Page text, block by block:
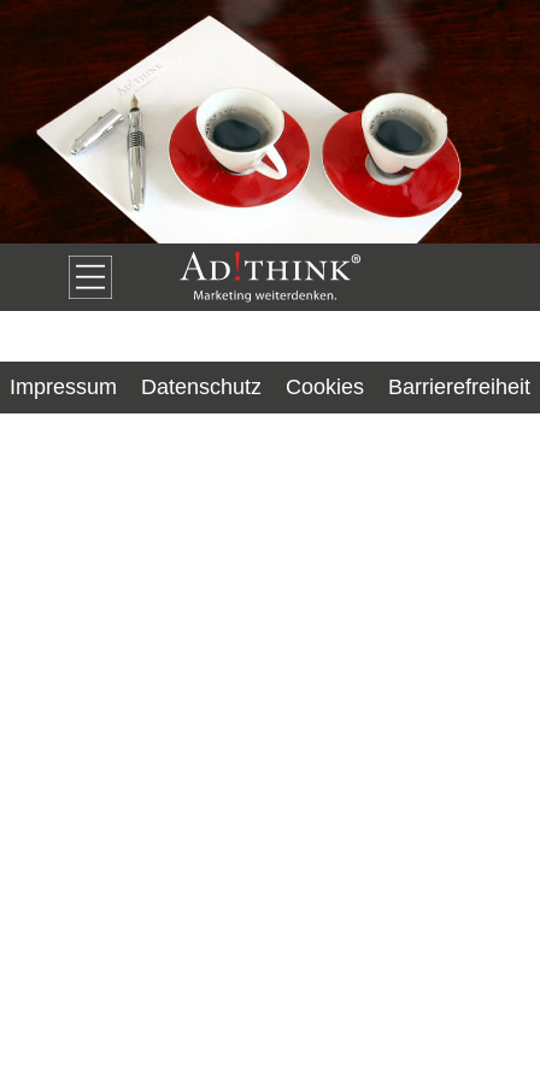
Impressum Datenschutz Cookies Barrierefreiheit